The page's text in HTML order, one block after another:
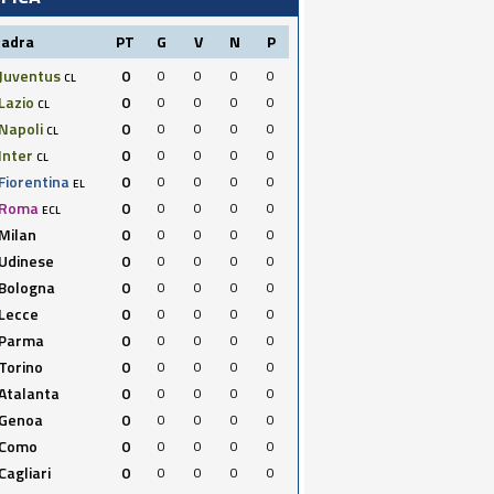
PT G V N P
Juventus CL 0 0 0 0
0
Lazio CL 0 0 0 0
0
Napoli CL 0 0 0 0
0
Inter CL 0 0 0 0
0
Fiorentina EL 0 0 0 0
0
Roma ECL 0 0 0 0
0
Milan 0 0 0 0
0
Udinese 0 0 0 0
0
Bologna 0 0 0 0
0
Lecce 0 0 0 0
0
Parma 0 0 0 0
0
Torino 0 0 0 0
0
0 0 0 0
0
Genoa 0 0 0 0
0
Como 0 0 0 0
0
Cagliari 0 0 0 0
0